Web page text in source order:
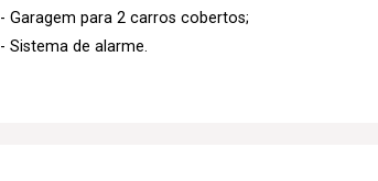
- Garagem para 2 carros cobertos;
- Sistema de alarme.